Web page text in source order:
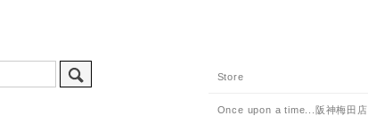
Store
Once upon a time...阪神梅田店